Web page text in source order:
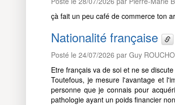
çà fait un peu café de commerce ton
Nationalité française
Posté le 24/07/2026 par Guy
Etre français va de soi et ne se
Toutefous, je mesure l'avantage et
personne que je connais pour
pathologie ayant un poids financier